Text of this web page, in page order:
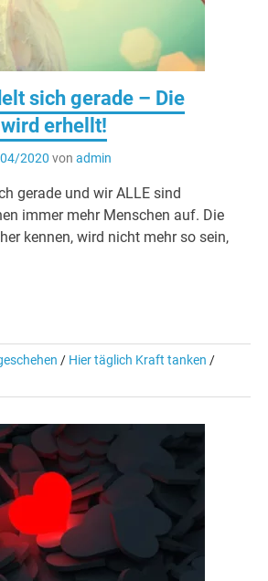
sich gerade – Die
erhellt!
2020 von admin
gerade und wir ALLE sind
immer mehr Menschen auf. Die
kennen, wird nicht mehr so sein,
/ Hier täglich Kraft tanken /